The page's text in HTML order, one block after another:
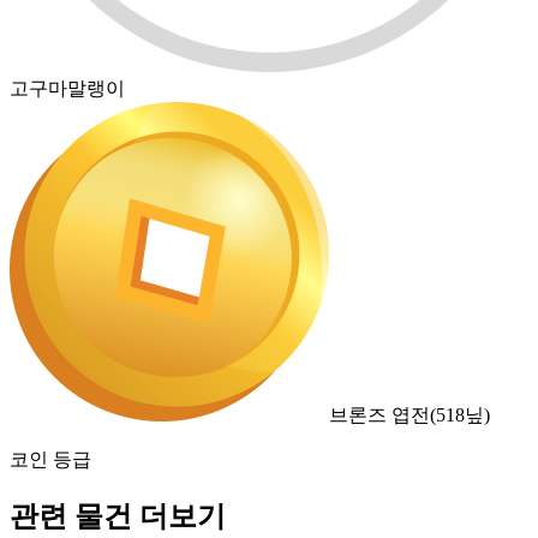
고구마말랭이
브론즈 엽전(518닢)
코인 등급
관련 물건 더보기